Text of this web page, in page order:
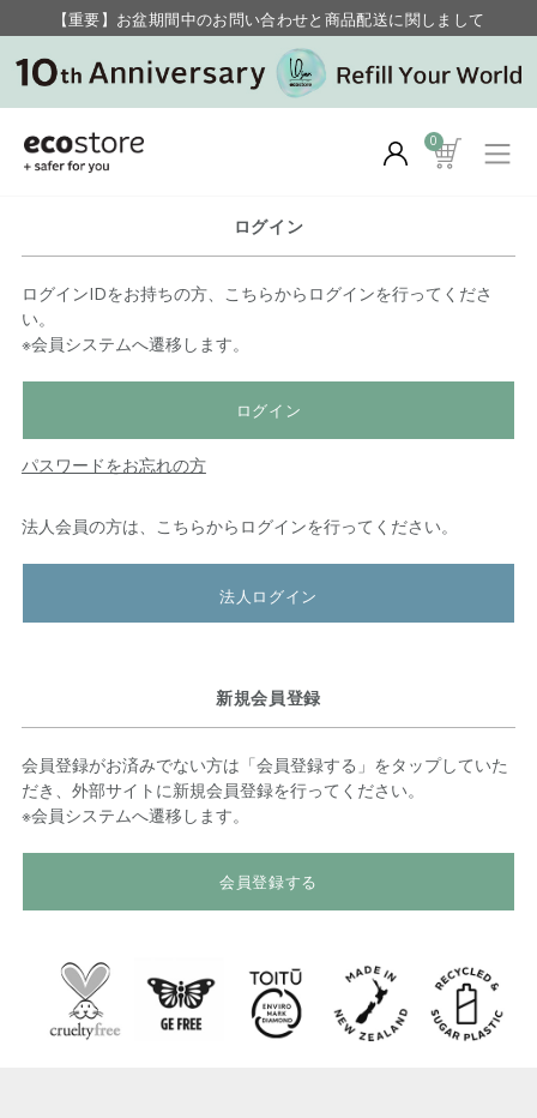
【重要】お盆期間中のお問い合わせと商品配送に関しまして
毎月お得にポイントが貯まる！ “月のポイントアップデー”
0
ログイン
ログインIDをお持ちの方、こちらからログインを行ってくださ
い。
※会員システムへ遷移します。
ログイン
パスワードをお忘れの方
法人会員の方は、こちらからログインを行ってください。
法人ログイン
新規会員登録
会員登録がお済みでない方は「会員登録する」をタップしていた
だき、外部サイトに新規会員登録を行ってください。
※会員システムへ遷移します。
会員登録する